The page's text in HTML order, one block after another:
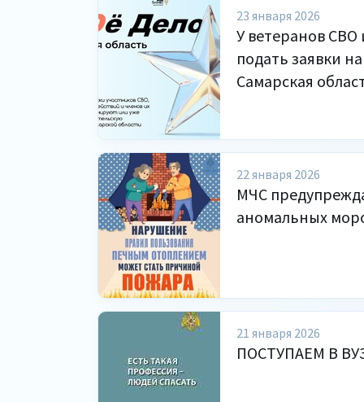
23 января 2026
У ветеранов СВО
подать заявки
Самарская
22 января 2026
МЧС
аномальных
21 января 2026
ПОСТУПАЕМ В